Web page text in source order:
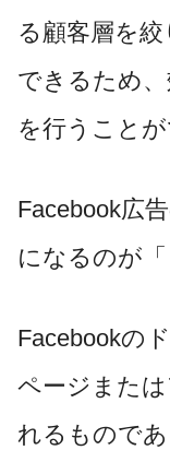
る顧客層を
できるため
を行うことが
Facebook広
になるのが「
Facebookの
ページまた
れるもので